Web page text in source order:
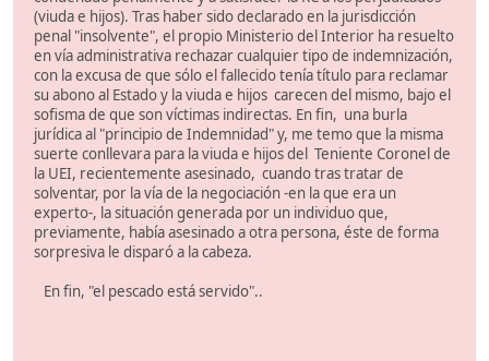
(viuda e hijos). Tras haber sido declarado en la jurisdicción
penal "insolvente", el propio Ministerio del Interior ha resuelto
en vía administrativa rechazar cualquier tipo de indemnización,
con la excusa de que sólo el fallecido tenía título para reclamar
su abono al Estado y la viuda e hijos carecen del mismo, bajo el
sofisma de que son víctimas indirectas. En fin, una burla
jurídica al "principio de Indemnidad" y, me temo que la misma
suerte conllevara para la viuda e hijos del Teniente Coronel de
la UEI, recientemente asesinado, cuando tras tratar de
solventar, por la vía de la negociación -en la que era un
experto-, la situación generada por un individuo que,
previamente, había asesinado a otra persona, éste de forma
sorpresiva le disparó a la cabeza.
En fin, "el pescado está servido"..